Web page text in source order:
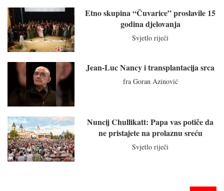
Etno skupina “Čuvarice” proslavile 15
godina djelovanja
Svjetlo riječi
Jean-Luc Nancy i transplantacija srca
fra Goran Azinović
Nuncij Chullikatt: Papa vas potiče da
ne pristajete na prolaznu sreću
Svjetlo riječi